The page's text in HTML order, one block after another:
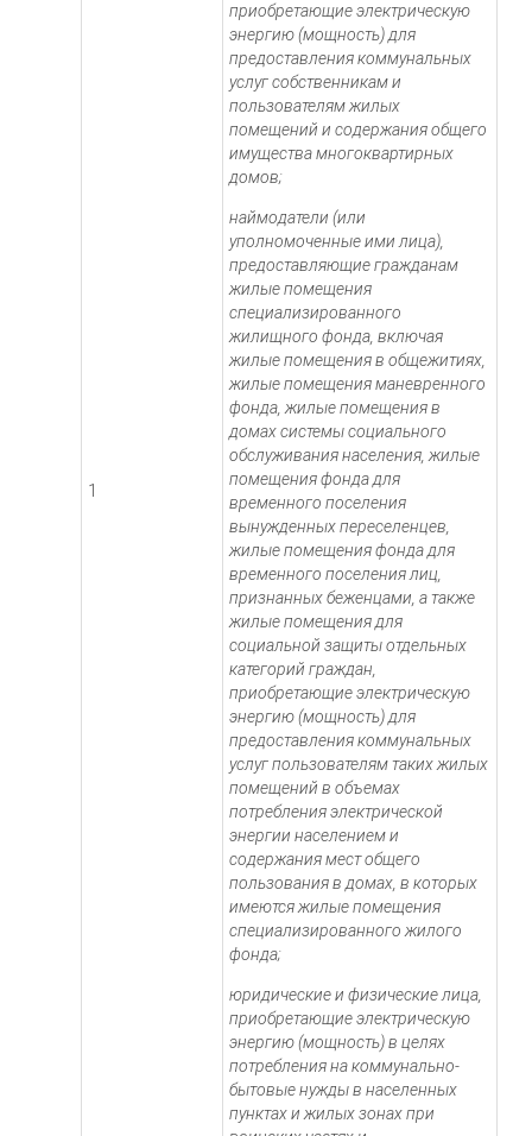
1
приобретающие электрическую
энергию (мощность) для
предоставления коммунальных
услуг собственникам и
пользователям жилых
помещений и содержания общего
имущества многоквартирных
домов;
наймодатели (или
уполномоченные ими лица),
предоставляющие гражданам
жилые помещения
специализированного
жилищного фонда, включая
жилые помещения в общежитиях,
жилые помещения маневренного
фонда, жилые помещения в
домах системы социального
обслуживания населения, жилые
помещения фонда для
временного поселения
вынужденных переселенцев,
жилые помещения фонда для
временного поселения лиц,
признанных беженцами, а также
жилые помещения для
социальной защиты отдельных
категорий граждан,
приобретающие электрическую
энергию (мощность) для
предоставления коммунальных
услуг пользователям таких жилых
помещений в объемах
потребления электрической
энергии населением и
содержания мест общего
пользования в домах, в которых
имеются жилые помещения
специализированного жилого
фонда;
юридические и физические лица,
приобретающие электрическую
энергию (мощность) в целях
потребления на коммунально-
бытовые нужды в населенных
пунктах и жилых зонах при